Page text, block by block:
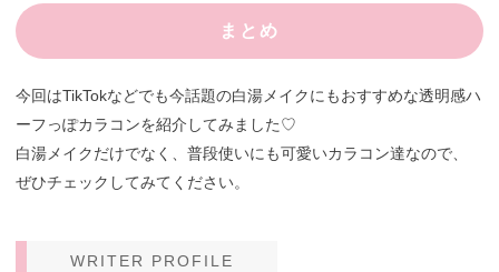
まとめ
今回はTikTokなどでも今話題の白湯メイクにもおすすめな透明感ハ
ーフっぽカラコンを紹介してみました♡
白湯メイクだけでなく、普段使いにも可愛いカラコン達なので、
ぜひチェックしてみてください。
WRITER PROFILE